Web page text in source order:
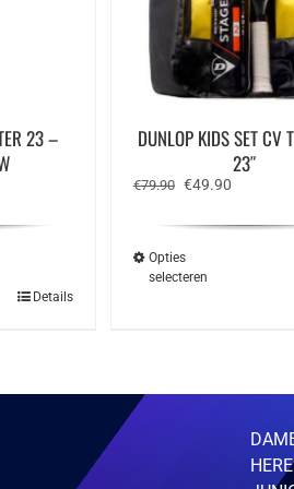
23 –
Details
DUNLOP KIDS SET CV
23″
€79.90 Oorspronkelijke
€79.90.
€49.90Huidige
€49.90.
Opties
selecteren
optie
worden
op